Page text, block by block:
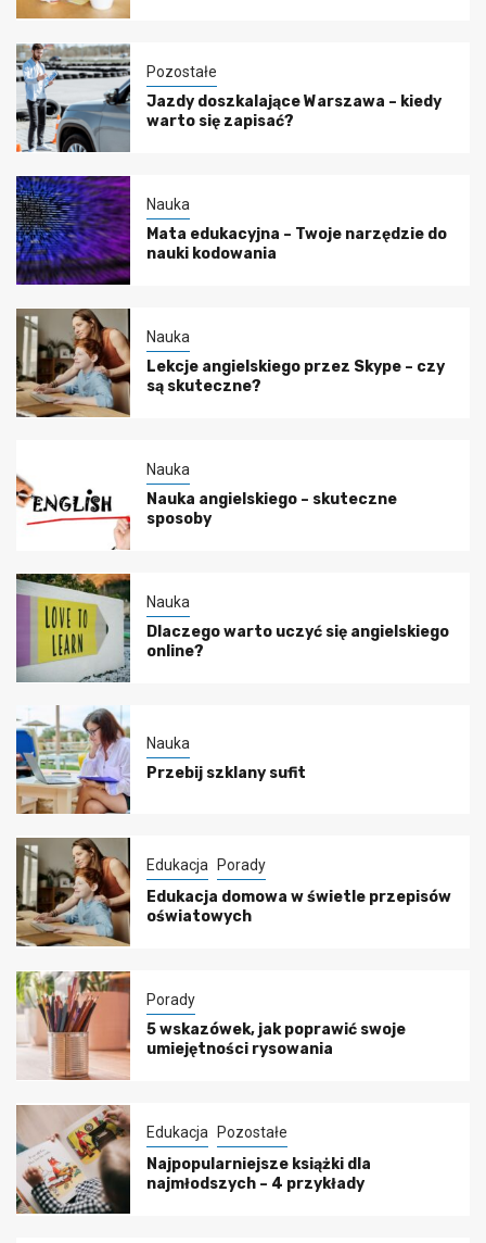
Pozostałe
Jazdy doszkalające Warszawa – kiedy
warto się zapisać?
Nauka
Mata edukacyjna – Twoje narzędzie do
nauki kodowania
Nauka
Lekcje angielskiego przez Skype – czy
są skuteczne?
Nauka
Nauka angielskiego – skuteczne
sposoby
Nauka
Dlaczego warto uczyć się angielskiego
online?
Nauka
Przebij szklany sufit
Edukacja Porady
Edukacja domowa w świetle przepisów
oświatowych
Porady
5 wskazówek, jak poprawić swoje
umiejętności rysowania
Edukacja Pozostałe
Najpopularniejsze książki dla
najmłodszych – 4 przykłady